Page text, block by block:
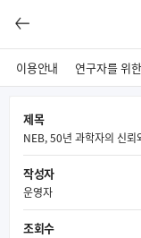
이용안내 연구자를 위
제목
NEB, 50년 과학자의 신
작성자
운영자
조회수